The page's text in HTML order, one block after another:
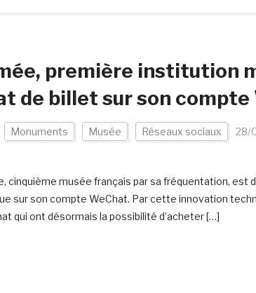
première institution
de billet sur son compte
Monuments Musée Réseaux sociaux 28/
cinquième musée français par sa fréquentation, est
sur son compte WeChat. Par cette innovation
qui ont désormais la possibilité d’acheter […]